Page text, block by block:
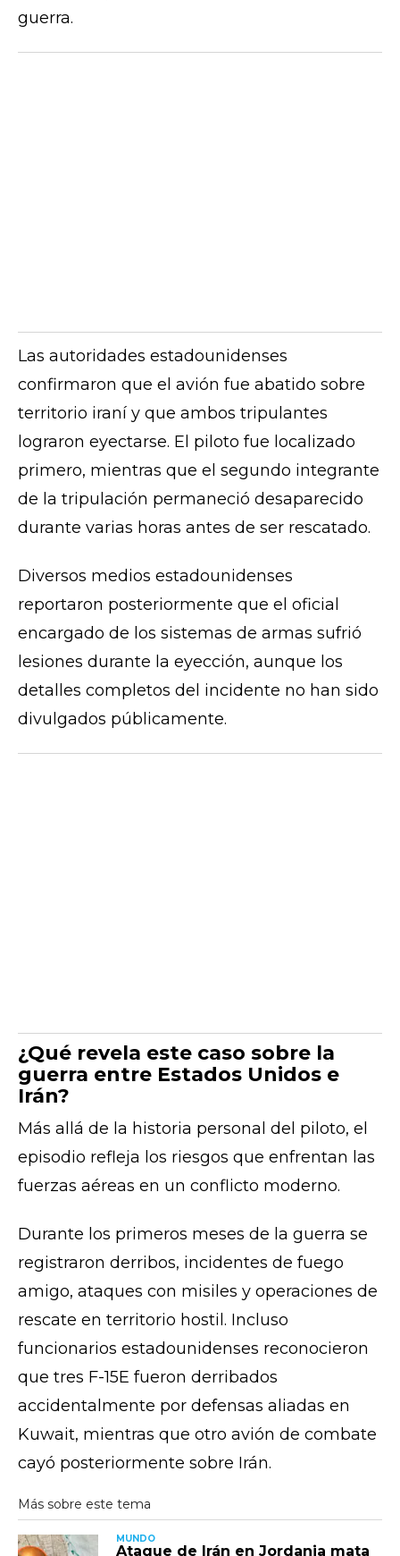
guerra.
Las autoridades estadounidenses
confirmaron que el avión fue abatido sobre
territorio iraní y que ambos tripulantes
lograron eyectarse. El piloto fue localizado
primero, mientras que el segundo integrante
de la tripulación permaneció desaparecido
durante varias horas antes de ser rescatado.
Diversos medios estadounidenses
reportaron posteriormente que el oficial
encargado de los sistemas de armas sufrió
lesiones durante la eyección, aunque los
detalles completos del incidente no han sido
divulgados públicamente.
¿Qué revela este caso sobre la
guerra entre Estados Unidos e
Irán?
Más allá de la historia personal del piloto, el
episodio refleja los riesgos que enfrentan las
fuerzas aéreas en un conflicto moderno.
Durante los primeros meses de la guerra se
registraron derribos, incidentes de fuego
amigo, ataques con misiles y operaciones de
rescate en territorio hostil. Incluso
funcionarios estadounidenses reconocieron
que tres F-15E fueron derribados
accidentalmente por defensas aliadas en
Kuwait, mientras que otro avión de combate
cayó posteriormente sobre Irán.
MUNDO
Ataque de Irán en Jordania mata